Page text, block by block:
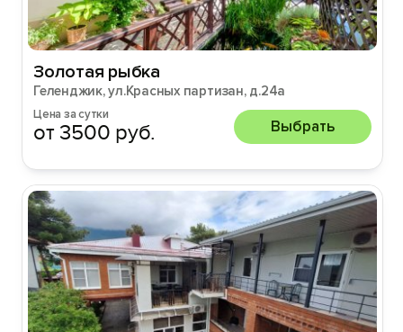
Золотая рыбка
Геленджик, ул.Красных партизан, д.24а
Цена за сутки
от 3500 руб. Выбрать